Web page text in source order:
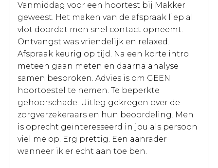
Vanmiddag voor een hoortest bij Makker
geweest. Het maken van de afspraak liep al
vlot doordat men snel contact opneemt.
Ontvangst was vriendelijk en relaxed.
Afspraak keurig op tijd. Na een korte intro
meteen gaan meten en daarna analyse
samen besproken. Advies is om GEEN
hoortoestel te nemen. Te beperkte
gehoorschade. Uitleg gekregen over de
zorgverzekeraars en hun beoordeling. Men
is oprecht geïnteresseerd in jou als persoon
viel me op. Erg prettig. Een aanrader
wanneer ik er echt aan toe ben.